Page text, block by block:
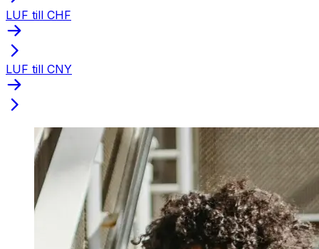
LUF till CHF
LUF till CNY